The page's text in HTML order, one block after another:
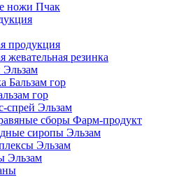
ножи Пчак
продукция
жевательная резинка
Эльзам
Бальзам гор
гор
спрей Эльзам
сборы Фарм-продукт
сиропы Эльзам
Эльзам
Эльзам